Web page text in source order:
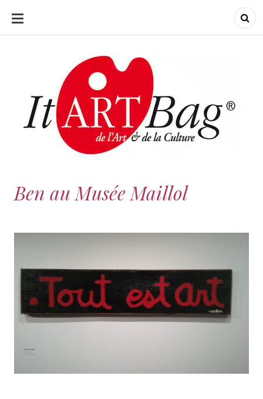
ALLER
CONTENU
ItArtBag
ItArtBag
Ben au Musée Maillol